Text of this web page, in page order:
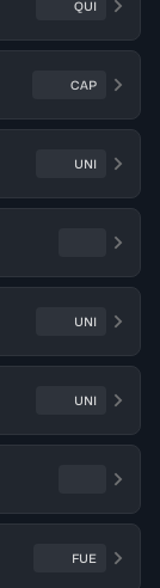
QUI
CAP
UNI
UNI
UNI
FUE